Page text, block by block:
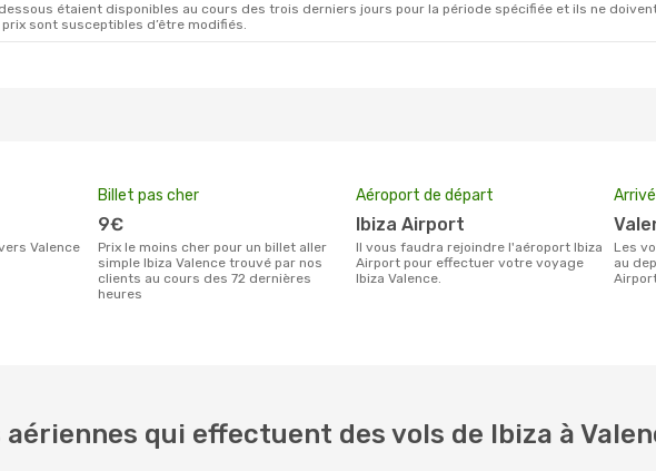
étaient disponibles au cours des trois derniers jours pour la période spécifiée et ils ne
sont susceptibles d’être modifiés.
Billet pas cher
9€
Prix le moins cher pour un billet aller
simple Ibiza Valence trouvé par nos
clients au cours des 72 dernières
heures
Aéroport de départ
Ibiza Airport
Il vous faudra rejoindre l'aéroport Ibiza
Airport pour effectuer votre voyage
Ibiza Valence.
Les vols ayant pour destination Valence
au
aériennes qui effectuent des vols de Ibiza à